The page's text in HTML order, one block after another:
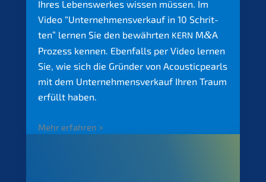
Ihres Lebens­werkes wissen müssen. Im
Video “Unter­nehmens­verkauf in 10 Schrit­
ten” lernen Sie den bewähr­ten KERN M&A
Prozess kennen. Ebenfalls per Video lernen
Sie, wie sich die Gründer von Acoustic­pearls
mit dem Unter­nehmens­verkauf Ihren Traum
erfüllt haben.
Mehr erfah­ren >